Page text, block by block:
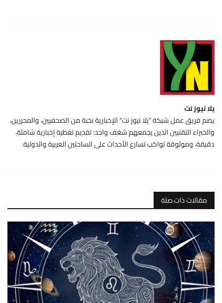
يلا نيوز نت
يضم فريق عمل شبكة "يلا نيوز نت" الإخبارية نخبة من الصحفيين، والمحررين،
والخبراء التقنيين الذين يجمعهم شغف واحد: تقديم تغطية إخبارية شاملة،
دقيقة، وموثوقة تواكب تسارع الأحداث على الساحتين العربية والدولية.
مقالات ذات صلة